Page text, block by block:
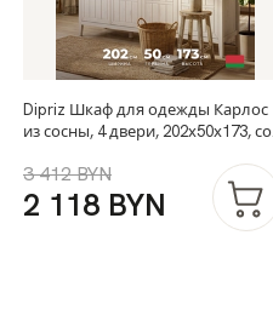
Dipriz Шкаф для одежды Карлос
из сосны, 4 двери, 202х50х173, со
3 412 BYN
2 118 BYN